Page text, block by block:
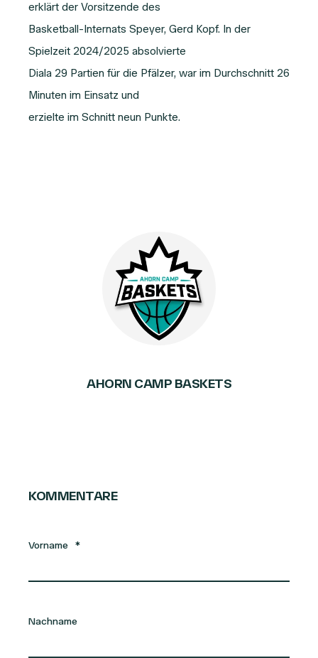
erklärt der Vorsitzende des
Basketball-Internats Speyer, Gerd Kopf. In der
Spielzeit 2024/2025 absolvierte
Diala 29 Partien für die Pfälzer, war im Durchschnitt 26
Minuten im Einsatz und
erzielte im Schnitt neun Punkte.
AHORN CAMP BASKETS
KOMMENTARE
Vorname *
Nachname